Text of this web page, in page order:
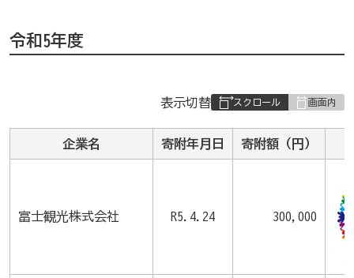
令和5年度
表
み
の
表示切替
企業名 寄附年月日 寄附額（円）
富士観光株式会社 R5.4.24 300,000